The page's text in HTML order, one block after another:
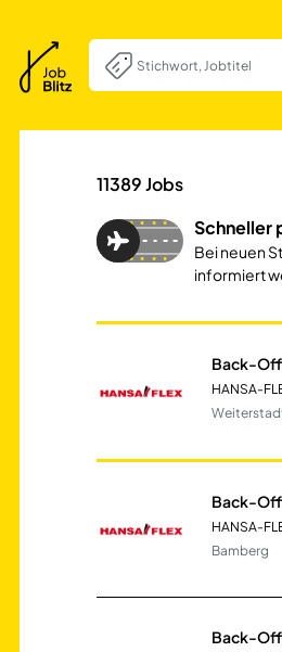
Back-
11389Jobs
Schneller
Bei neuen
informiert
HANSA-
HANSA-
Bamberg